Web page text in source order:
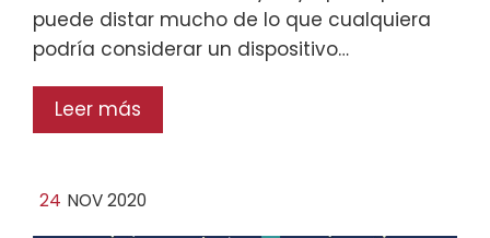
puede distar mucho de lo que cualquiera
podría considerar un dispositivo…
Leer más
24 NOV 2020